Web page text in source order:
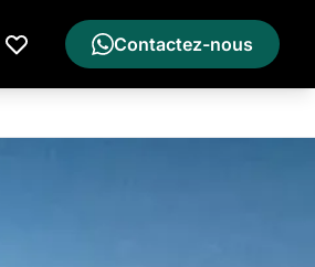
Ma Liste de Souhaits
Contactez-nous